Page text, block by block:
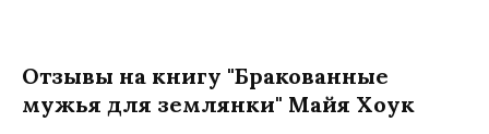
Отзывы на книгу "Бракованные
мужья для землянки" Майя Хоук